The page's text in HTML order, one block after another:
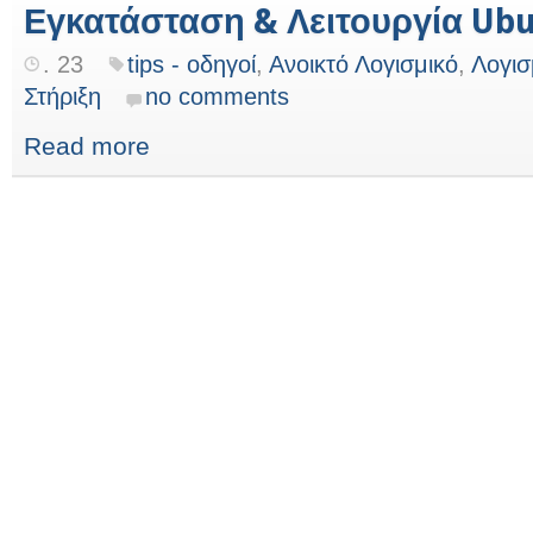
Εγκατάσταση & Λειτουργία
. 23 tips - οδηγοί, Ανοικτό Λογισμικό,
Στήριξη
no comments
Read more